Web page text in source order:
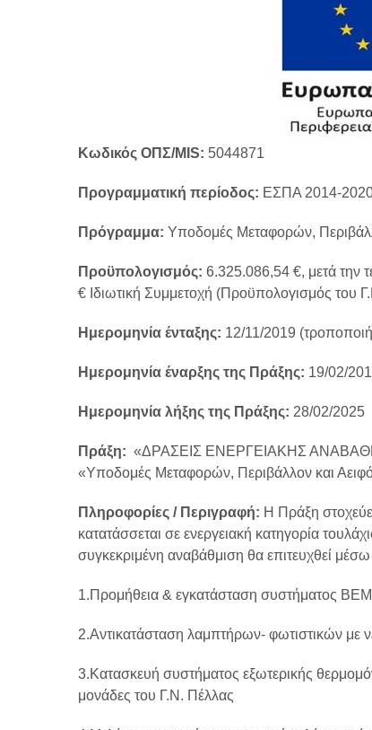
Κωδικός ΟΠΣ/MIS: 5044871
Προγραμματική περίοδος: ΕΣΠΑ 2014-
Πρόγραμμα: Υποδομές Μεταφορών,
Προϋπολογισμός: 6.325.086,54 €, μετά την
€ Ιδιωτική Συμμετοχή (Προϋπολογισμός του
Ημερομηνία ένταξης: 12/11/2019
Ημερομηνία έναρξης της Πράξης: 19/02/
Ημερομηνία λήξης της Πράξης: 28/02/2025
Πράξη: «ΔΡΑΣΕΙΣ ΕΝΕΡΓΕΙΑΚΗΣ
«Υποδομές Μεταφορών, Περιβάλλον και
Πληροφορίες / Περιγραφή: Η Πράξη
κατατάσσεται σε ενεργειακή κατηγορία
συγκεκριμένη αναβάθμιση θα επιτευχθεί
1.Προμήθεια & εγκατάσταση συστήματος
2.Αντικατάσταση λαμπτήρων- φωτιστικών με
3.Κατασκευή συστήματος εξωτερικής
μονάδες του Γ.Ν. Πέλλας